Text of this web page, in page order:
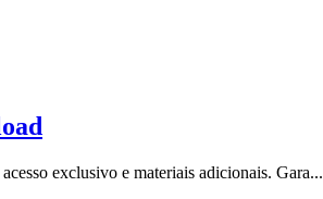
exclusivo e materiais adicionais. Gara...